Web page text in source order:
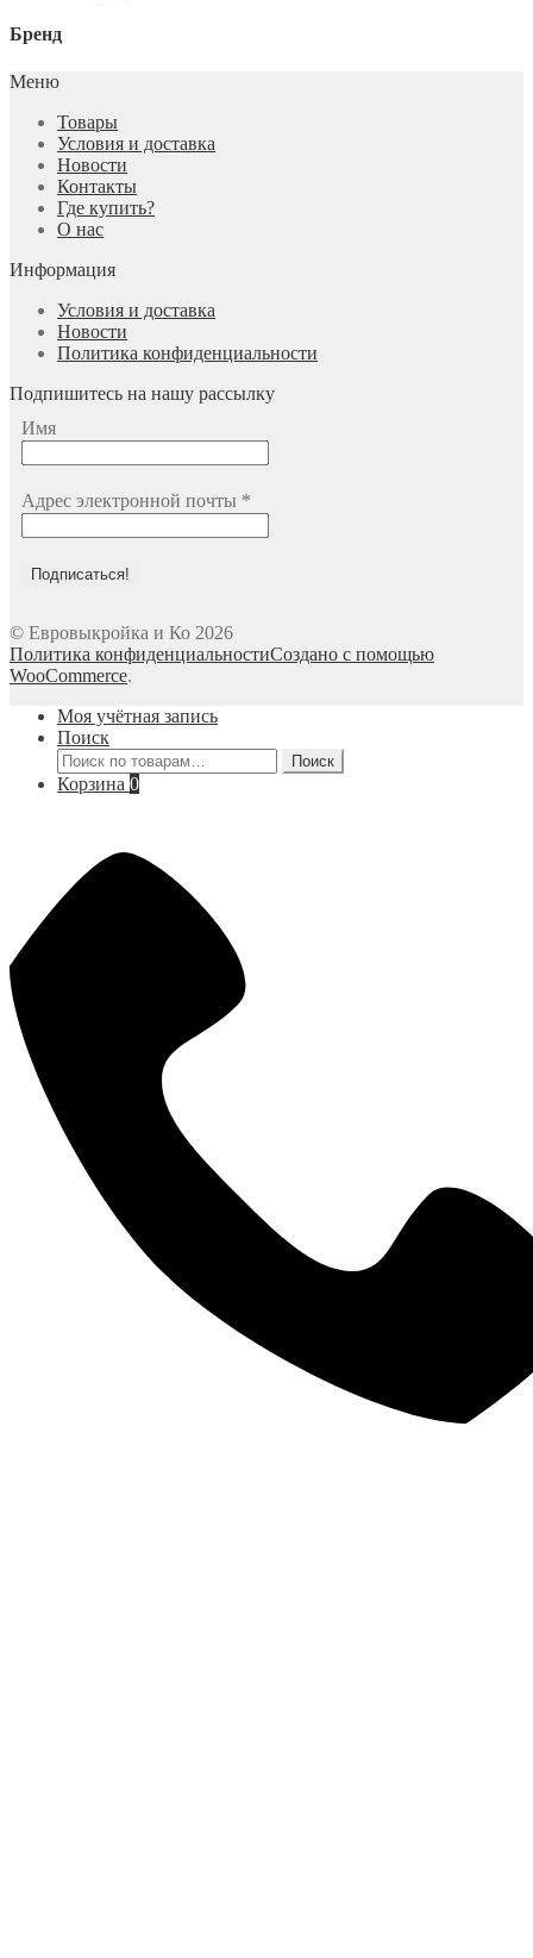
Бренд
Меню
Товары
Условия и доставка
Новости
Контакты
Где купить?
О нас
Информация
Условия и доставка
Новости
Политика конфиденциальности
Подпишитесь на нашу рассылку
Имя
Адрес электронной почты *
© Евровыкройка и Ко 2026
Политика конфиденциальностиСоздано с помощью
WooCommerce.
Моя учётная запись
Поиск
Искать:
Поиск
Корзина 0